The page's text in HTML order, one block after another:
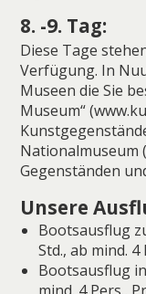
8. -9. Tag:
Diese Tage
Verfügung. In
Museen die Sie
Museum“
Nationalmuseum
Gegenständen
Unsere
Bootsausflug
Std., ab mind.
Bootsausflug in